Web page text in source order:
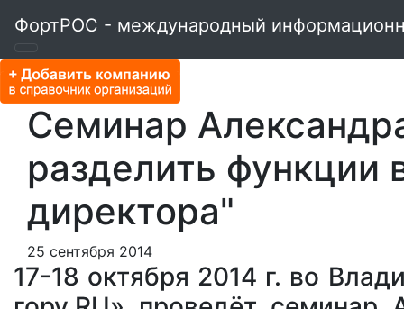
ФортРОС - международный
Семинар
разделить функции
директора"
25 сентября 2014
17-18 октября 2014 г. во